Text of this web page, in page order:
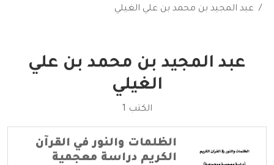
عبد المجيد بن محمد بن علي الغيلي
عبد المجيد بن محمد بن علي
الغيلي
الكتب 1
الظلمات والنور في القرآن
الكريم دراسة معجمية